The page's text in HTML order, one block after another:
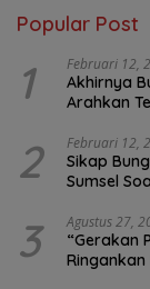
Popular Post
1 Februari 12,
Akhirnya
Arahkan
2 Februari 12,
Sikap
Sumsel
3 Agustus 27,
“Gerakan